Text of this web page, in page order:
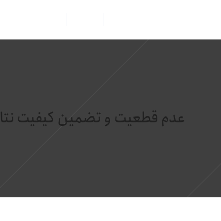
عدم قطعیت و تضمین کیفیت